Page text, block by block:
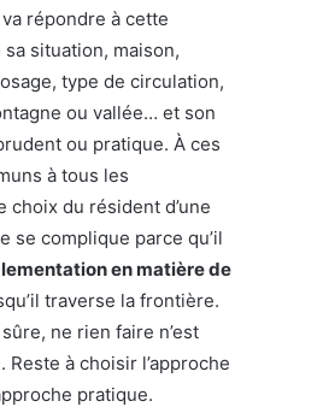
répondre à cette
situation, maison,
type de circulation,
ou vallée… et son
ou pratique. À ces
à tous les
choix du résident d’une
se complique parce qu’il
en matière de
traverse la frontière.
ne rien faire n’est
Reste à choisir l’approche
pratique.